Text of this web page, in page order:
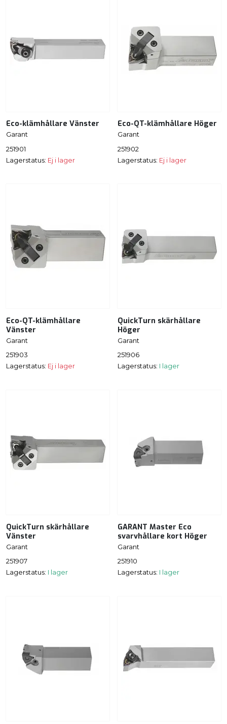
Eco-klämhållare Vänster
Garant
251901
Lagerstatus: Ej i lager
Eco-QT-klämhållare Höger
Garant
251902
Lagerstatus: Ej i lager
Eco-QT-klämhållare
Vänster
Garant
251903
Lagerstatus: Ej i lager
QuickTurn skärhållare
Höger
Garant
251906
Lagerstatus: I lager
QuickTurn skärhållare
Vänster
Garant
251907
Lagerstatus: I lager
GARANT Master Eco
svarvhållare kort Höger
Garant
251910
Lagerstatus: I lager